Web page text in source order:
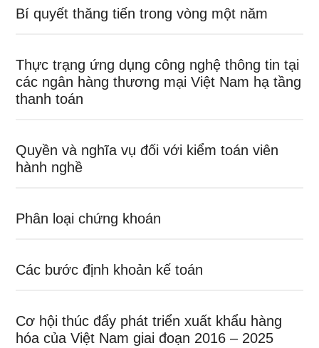
Bí quyết thăng tiến trong vòng một năm
Thực trạng ứng dụng công nghệ thông tin tại
các ngân hàng thương mại Việt Nam hạ tầng
thanh toán
Quyền và nghĩa vụ đối với kiểm toán viên
hành nghề
Phân loại chứng khoán
Các bước định khoản kế toán
Cơ hội thúc đẩy phát triển xuất khẩu hàng
hóa của Việt Nam giai đoạn 2016 – 2025